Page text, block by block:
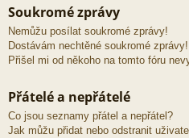
Soukromé zprávy
Nemůžu posílat soukromé zprávy!
Dostávám nechtěné soukromé zprávy!
Přišel mi od někoho na tomto fóru
Přátelé a nepřátelé
Co jsou seznamy přátel a nepřátel?
Jak můžu přidat nebo odstranit